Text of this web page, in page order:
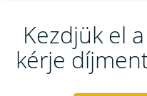
Kezdjük el
kérje